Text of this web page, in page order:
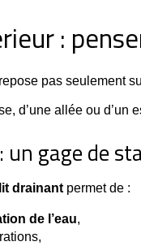
:
pas seulement
d’une allée ou d’un
gage de
drainant permet de :
de l’eau,